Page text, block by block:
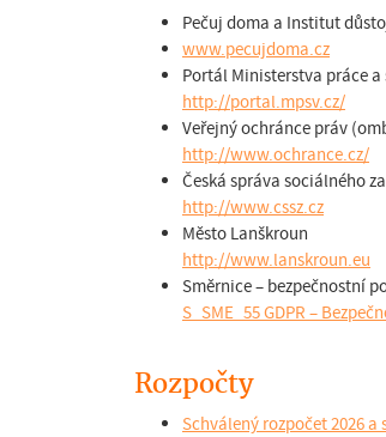
Pečuj doma a Institut
www.pecujdoma.cz
Portál Ministerstva práce
http://portal.mpsv.cz/
Veřejný ochránce práv
http://www.ochrance.cz/
Česká správa sociálného
http://www.cssz.cz
Město Lanškroun
http://www.lanskroun.eu
Směrnice – bezpečnostní
S_SME_55 GDPR –
Rozpočty
Schválený rozpočet 2026